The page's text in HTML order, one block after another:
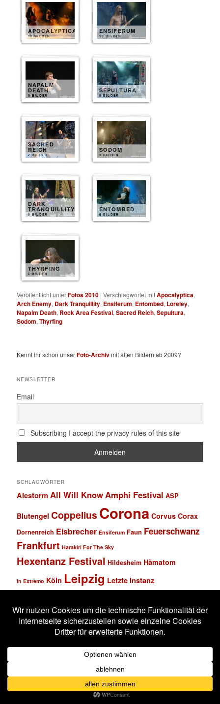
APOCALYPTICA
12 BILDER
ENSIFERUM
10 BILDER
NAPALM
DEATH
9 BILDER
SEPULTURA
8 BILDER
SACRED
REICH
7 BILDER
SODOM
9 BILDER
DARK
TRANQUILLITY
9 BILDER
ENTOMBED
6 BILDER
THYRFING
6 BILDER
Veröffentlicht unterFotos 2010 |Verschlagwortet mitApocalyptica,
Arch Enemy, Dark Tranquillity, Ensiferum, Entombed, Loreley,
Napalm Death, Rock Area Festival,Sacred Reich,Sepultura,
Sodom,Thyrfing
Kennt ihr schon unserFoto-Archivmit alten Bildern ab 2009?
NEWSLETTER
Email
Subscribing I accept the privacy rules of this site
SCHLAGWÖRTER
Alestorm All Will Know Amphi Festival ASP
Blutengel Coppelius Corona Corvus Corax
Dornenreich Eisbrecher Ensiferum Faun Feuerschwanz
Frankfurt Harakiri For The Sky
Hexentanz Festival Hildesheim Hämatom
In Extremo Köln Leipzig Letzte Instanz
MannheimMono Inc.
MS Connexion
Saltatio Mortis Schandmaul Schlachthof
Subway to Sally
Super Schwarzes Mannheim Tanzbrunnen
Wacken